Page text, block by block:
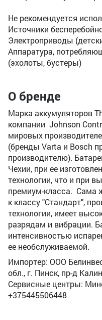
Не рекомендуется
Источники
Электроприводы
Аппаратура,
(эхолоты, бустеры)
О бренде
Марка аккумуляторов
компании Johnson
мировых
(бренды Varta и Bosch
производителю).
Чехии, при ее
технологии, что и при
премиум-класса. Сама
к классу "Стандарт",
технологии, имеет
разрядам и вибрации.
интенсивностью
ее необслуживаемой.
Импортер: ООО
обл., г. Пинск, пр-д
Сервисные центры:
+375445506448